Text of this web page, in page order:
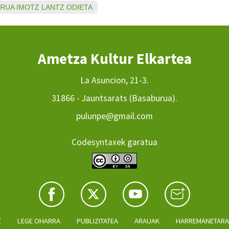
IMOTZ LANTZ ODIETA
Ametza Kultur Elkartea
La Asuncion, 21-3.
31866 - Jauntsarats (Basaburua).
pulunpe@gmail.com
Codesyntaxek garatua
LEGE OHARRA PUBLIZITATEA ARAUAK